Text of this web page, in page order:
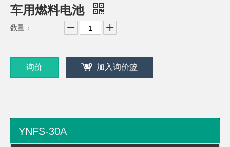
车用燃料电池
数量：
询价 加入询价篮
YNFS-30A